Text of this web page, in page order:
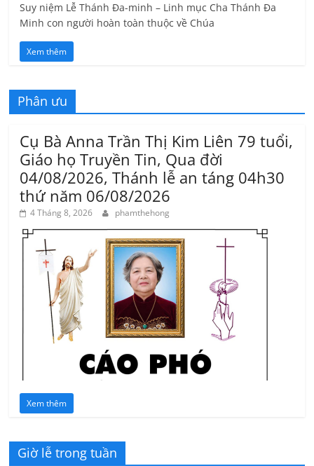
Suy niệm Lễ Thánh Đa-minh – Linh mục Cha Thánh Đa
Minh con người hoàn toàn thuộc về Chúa
Xem thêm
Phân ưu
Cụ Bà Anna Trần Thị Kim Liên 79 tuổi,
Giáo họ Truyền Tin, Qua đời
04/08/2026, Thánh lễ an táng 04h30
thứ năm 06/08/2026
4 Tháng 8, 2026 phamthehong
Xem thêm
Giờ lễ trong tuần